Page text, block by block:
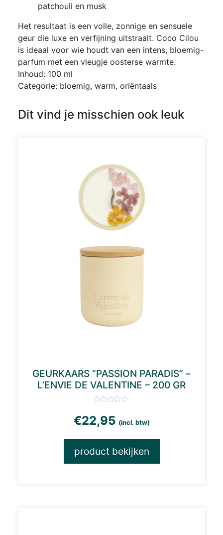
patchouli en musk
Het resultaat is een volle, zonnige en sensuele
geur die luxe en verfijning uitstraalt. Coco Cilou
is ideaal voor wie houdt van een intens, bloemig-
parfum met een vleugje oosterse warmte.
Inhoud: 100 ml
Categorie: bloemig, warm, oriëntaals
Dit vind je misschien ook leuk
GEURKAARS “PASSION PARADIS” –
L’ENVIE DE VALENTINE – 200 GR
€22,95 (incl. btw)
product bekijken